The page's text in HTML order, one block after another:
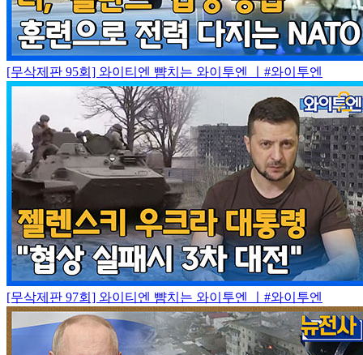
[무삭제판 95회] 와이티엔 뺨치는 와이투엔 ㅣ#와이투엔
[무삭제판 97회] 와이티엔 뺨치는 와이투엔 ㅣ#와이투엔